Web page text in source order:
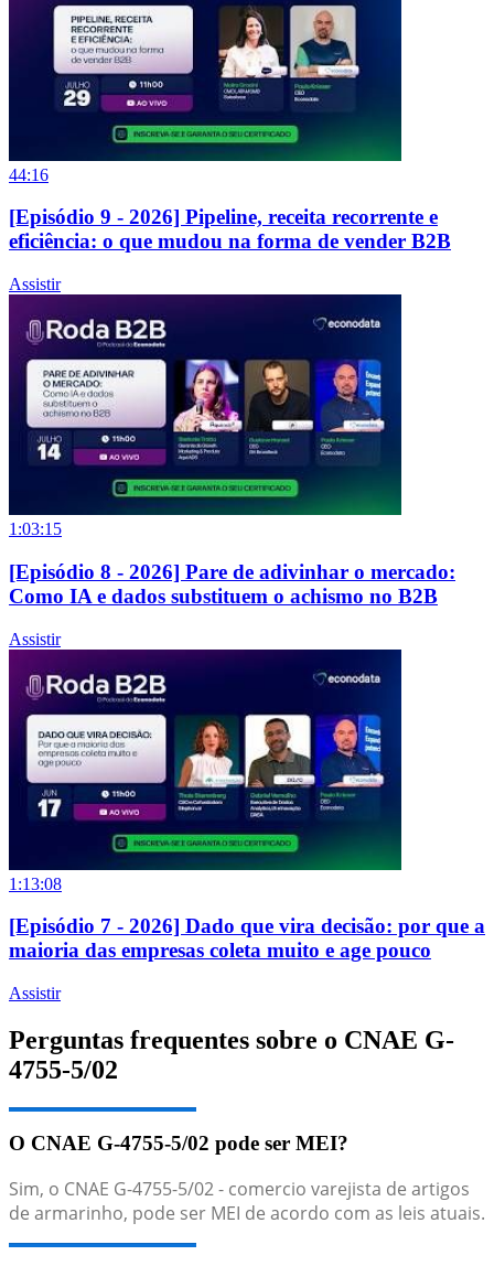
44:16
[Episódio 9 - 2026] Pipeline, receita recorrente e
eficiência: o que mudou na forma de vender B2B
Assistir
1:03:15
[Episódio 8 - 2026] Pare de adivinhar o mercado:
Como IA e dados substituem o achismo no B2B
Assistir
1:13:08
[Episódio 7 - 2026] Dado que vira decisão: por que a
maioria das empresas coleta muito e age pouco
Assistir
Perguntas frequentes sobre o CNAE G-
4755-5/02
O CNAE G-4755-5/02 pode ser MEI?
Sim, o CNAE G-4755-5/02 - comercio varejista de artigos
de armarinho, pode ser MEI de acordo com as leis atuais.